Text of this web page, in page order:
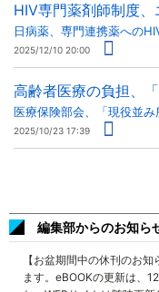
HIV専門薬剤師制度
日病薬、専門連携薬への
2025/12/10 20:00
高齢者医療の負担、
医療保険部会、「現役並み
2025/10/23 17:39
編集部からのお知ら
【お盆期間中の休刊のお
ます。eBOOKの更新は、